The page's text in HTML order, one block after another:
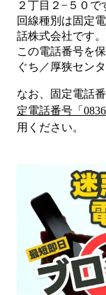
２丁目２−５０ で
回線種別は固定
話株式会社です。
この電話番号を
ぐち／厚狭セン
なお、固定電話番
定電話番号「 0836
用ください。